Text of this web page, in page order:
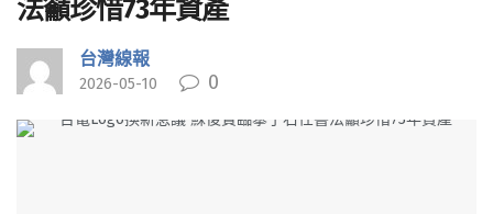
法籲珍惜73年資產
台灣線報
2026-05-10 0